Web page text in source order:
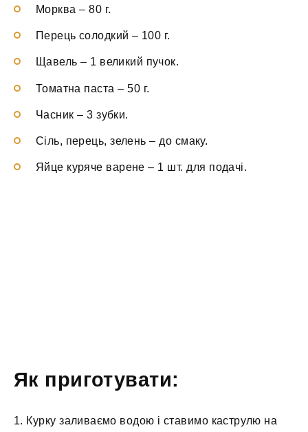
Морква –80 г.
Перець солодкий – 100 г.
Щавель – 1 великий пучок.
Томатна паста –50 г.
Часник –3 зубки.
Сіль, перець, зелень – до смаку.
Яйце куряче варене – 1 шт. для подачі.
Як приготувати:
1. Курку заливаємо водою і ставимо каструлю на